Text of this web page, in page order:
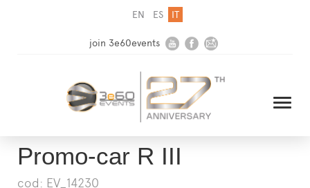
EN ES IT
join 3e60events
Promo-car R III
cod: EV_14230